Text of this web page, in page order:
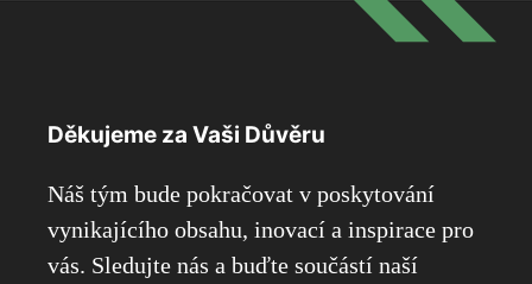
Děkujeme za Vaši Důvěru
Náš tým bude pokračovat v poskytování
vynikajícího obsahu, inovací a inspirace pro
vás. Sledujte nás a buďte součástí naší